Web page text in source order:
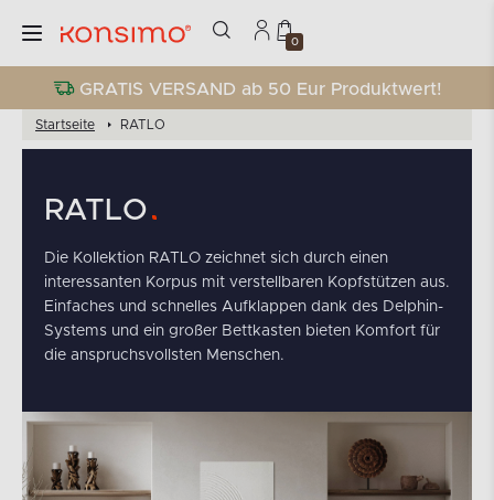
0
GRATIS VERSAND ab 50 Eur Produktwert!
Startseite RATLO
RATLO
Die Kollektion RATLO zeichnet sich durch einen
interessanten Korpus mit verstellbaren Kopfstützen aus.
Einfaches und schnelles Aufklappen dank des Delphin-
Systems und ein großer Bettkasten bieten Komfort für
die anspruchsvollsten Menschen.